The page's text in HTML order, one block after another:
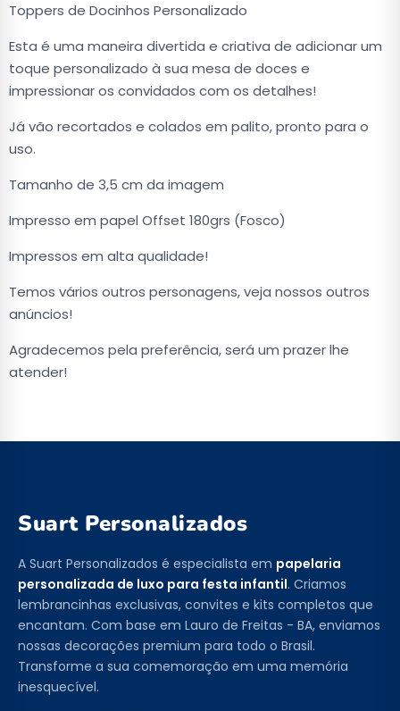
Toppers de Docinhos Personalizado
Esta é uma maneira divertida e criativa de adicionar um
toque personalizado à sua mesa de doces e
impressionar os convidados com os detalhes!
Já vão recortados e colados em palito, pronto para o
uso.
Tamanho de 3,5 cm da imagem
Impresso em papel Offset 180grs (Fosco)
Impressos em alta qualidade!
Temos vários outros personagens, veja nossos outros
anúncios!
Agradecemos pela preferência, será um prazer lhe
atender!
Suart Personalizados
A Suart Personalizados é especialista em papelaria
personalizada de luxo para festa infantil. Criamos
lembrancinhas exclusivas, convites e kits completos que
encantam. Com base em Lauro de Freitas - BA, enviamos
nossas decorações premium para todo o Brasil.
Transforme a sua comemoração em uma memória
inesquecível.